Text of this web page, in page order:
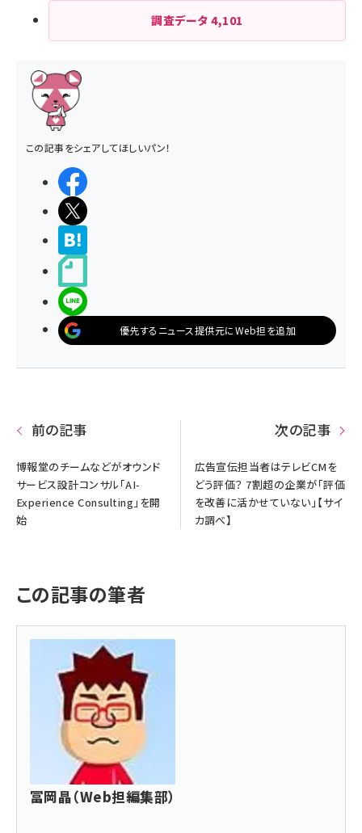
調査データ4,101
この記事をシェアしてほしいパン！
優先するニュース提供元にWeb担を追加
前の記事
博報堂のチームなどがオウンド
サービス設計コンサル「AI-
Experience Consulting」を開
始
次の記事
広告宣伝担当者はテレビCMを
どう評価？ 7割超の企業が「評価
を改善に活かせていない」【サイ
カ調べ】
この記事の筆者
冨岡晶（Web担編集部）